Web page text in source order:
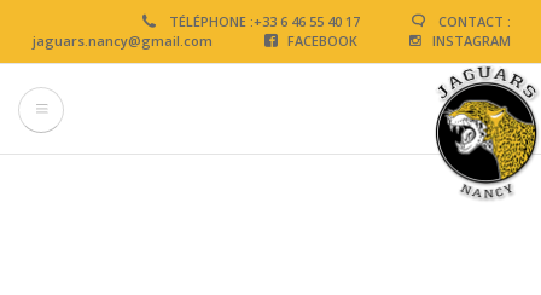
contenu
principal
TÉLÉPHONE :+33 6 46 55 40 17
CONTACT :
jaguars.nancy@gmail.com
FACEBOOK INSTAGRAM